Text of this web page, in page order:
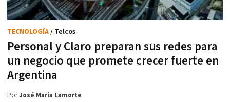
Personal y Claro preparan sus redes para
un negocio que promete crecer fuerte en
Argentina
TECNOLOGÍA/ Telcos
PorJosé María Lamorte